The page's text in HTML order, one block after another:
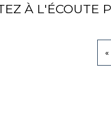
À L'ÉCOUTE
«